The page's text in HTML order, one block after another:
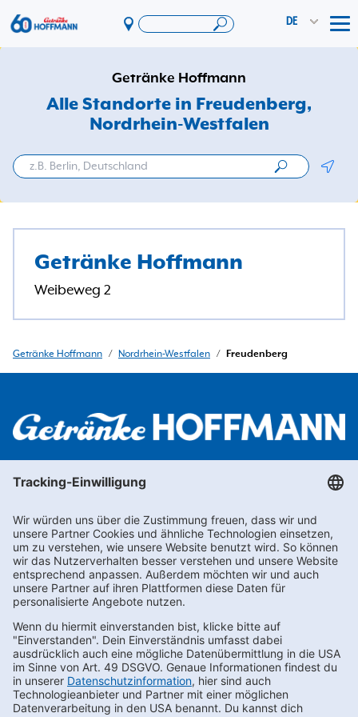
DE
Angebote & Aktionen
Vereinswelt
DosenExpress
Unternehmen
Getränke Hoffmann
Alle Standorte in Freudenberg,
Nordrhein-Westfalen
Getränke Hoffmann
Weibeweg 2
Getränke Hoffmann / Nordrhein-Westfalen / Freudenberg
Newsletter abonnieren
Kontakt
FAQs
Karriere
Datenschutz